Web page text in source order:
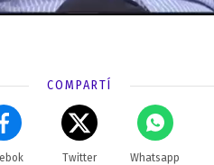
COMPARTÍ
Twitter Whatsapp